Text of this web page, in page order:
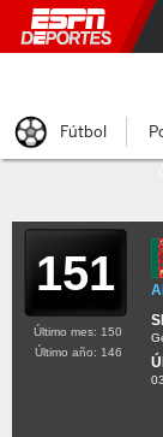
151
Último mes: 150
Último año: 146
Fútbol